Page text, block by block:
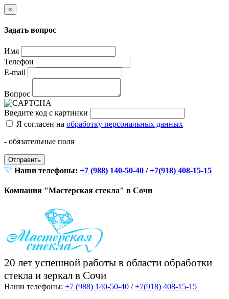
×
Задать вопрос
Имя
Телефон
E-mail
Вопрос
Введите код с картинки
Я согласен на обработку персональных данных
- обязательные поля
Отправить
Наши телефоны: +7 (988) 140-50-40 /+7(918) 408-15-15
Компания "Мастерская стекла" в Сочи
20 лет успешной работы в области обработки
стекла и зеркал в Сочи
Наши телефоны: +7 (988) 140-50-40 /+7(918) 408-15-15